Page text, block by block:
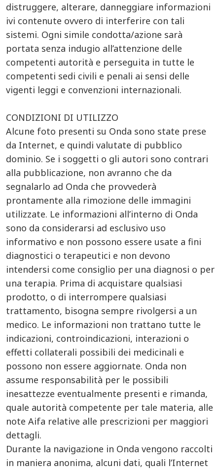
distruggere, alterare, danneggiare informazioni
ivi contenute ovvero di interferire con tali
sistemi. Ogni simile condotta/azione sarà
portata senza indugio all’attenzione delle
competenti autorità e perseguita in tutte le
competenti sedi civili e penali ai sensi delle
vigenti leggi e convenzioni internazionali.
CONDIZIONI DI UTILIZZO
Alcune foto presenti su Onda sono state prese
da Internet, e quindi valutate di pubblico
dominio. Se i soggetti o gli autori sono contrari
alla pubblicazione, non avranno che da
segnalarlo ad Onda che provvederà
prontamente alla rimozione delle immagini
utilizzate. Le informazioni all’interno di Onda
sono da considerarsi ad esclusivo uso
informativo e non possono essere usate a fini
diagnostici o terapeutici e non devono
intendersi come consiglio per una diagnosi o per
una terapia. Prima di acquistare qualsiasi
prodotto, o di interrompere qualsiasi
trattamento, bisogna sempre rivolgersi a un
medico. Le informazioni non trattano tutte le
indicazioni, controindicazioni, interazioni o
effetti collaterali possibili dei medicinali e
possono non essere aggiornate. Onda non
assume responsabilità per le possibili
inesattezze eventualmente presenti e rimanda,
quale autorità competente per tale materia, alle
note Aifa relative alle prescrizioni per maggiori
dettagli.
Durante la navigazione in Onda vengono raccolti
in maniera anonima, alcuni dati, quali l’Internet